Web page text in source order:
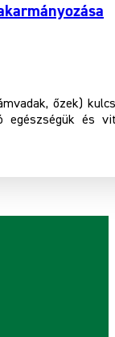
őzek)
egészségük és